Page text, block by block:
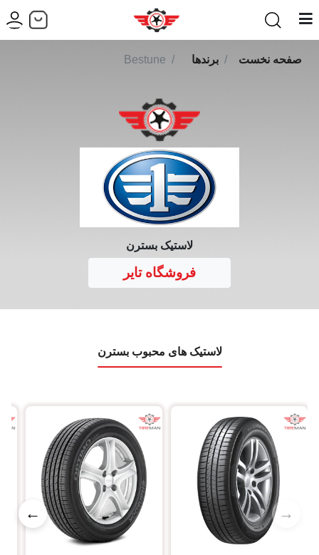
صفحه نخست برندها Bestune
لاستیک بسترن
فروشگاه تایر
لاستیک های محبوب بسترن
→
←